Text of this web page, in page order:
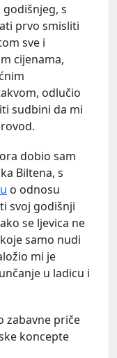
s
prvo smisliti
sve i
cijenama,
odlučio
sudbini da mi
dobio sam
Biltena, s
o odnosu
svoj godišnji
se ljevica ne
samo nudi
mi je
u ladicu i
zabavne priče
koncepte